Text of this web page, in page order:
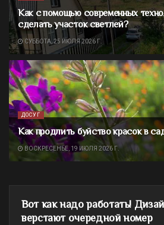
Как с помощью современных
сделать участок светлей?
СУББОТА, 25 ИЮЛЯ 2026 Г.
ДОСУГ
Как продлить буйство красок в
ВОСКРЕСЕНЬЕ, 19 ИЮЛЯ 2026 Г.
Вот как надо работать!
верстают очередной номер